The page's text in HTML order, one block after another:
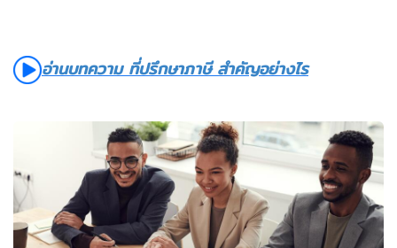
อ่านบทความ ที่ปรึกษาภาษี สำคัญอย่างไร